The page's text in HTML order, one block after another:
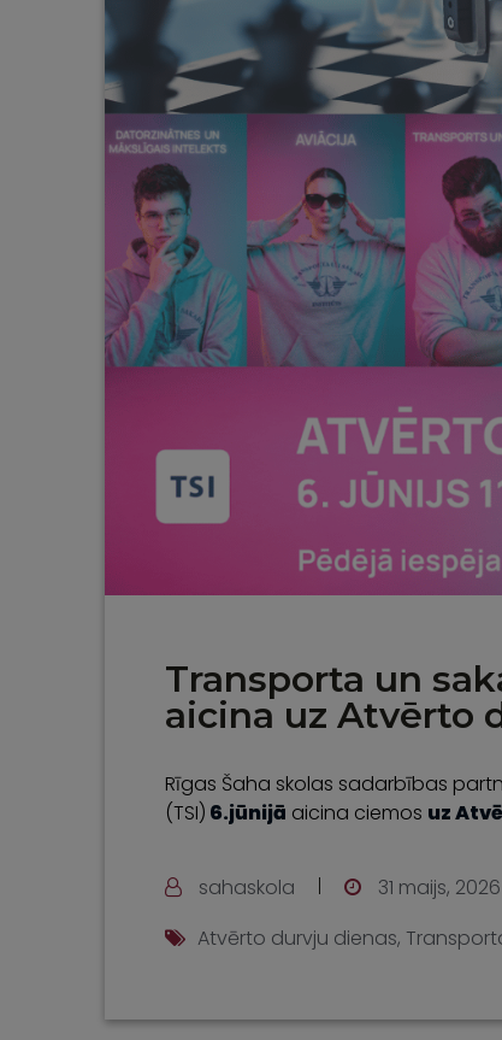
Transporta un
aicina uz Atvērto
Rīgas Šaha skolas sadarbības
(TSI) 6.jūnijā aicina ciemos uz
sahaskola
31 maijs, 2026
Atvērto durvju dienas,